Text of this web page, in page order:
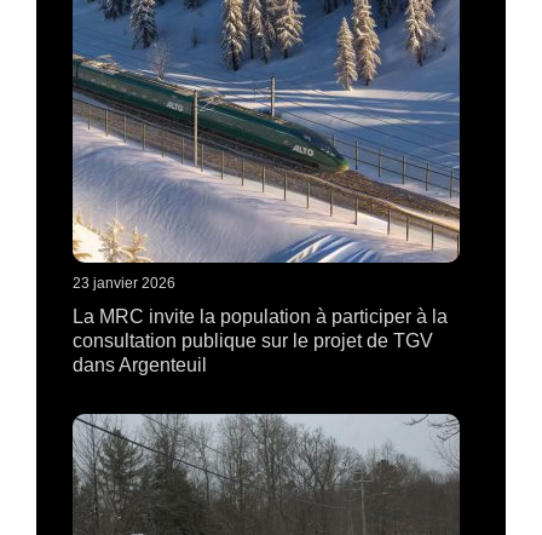
23 janvier 2026
La MRC invite la population à participer à la
consultation publique sur le projet de TGV
dans Argenteuil